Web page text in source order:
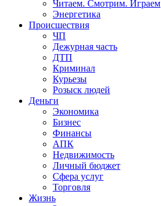
Читаем. Смотрим. Играем
Энергетика
Происшествия
ЧП
Дежурная часть
ДТП
Криминал
Курьезы
Розыск людей
Деньги
Экономика
Бизнес
Финансы
АПК
Недвижимость
Личный бюджет
Сфера услуг
Торговля
Жизнь